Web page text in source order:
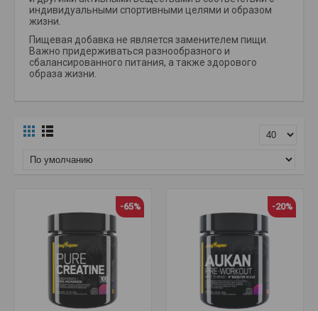
индивидуальными спортивными целями и образом
жизни.
Пищевая добавка не является заменителем пищи.
Важно придерживаться разнообразного и
сбалансированного питания, а также здорового
образа жизни.
-65% -20%